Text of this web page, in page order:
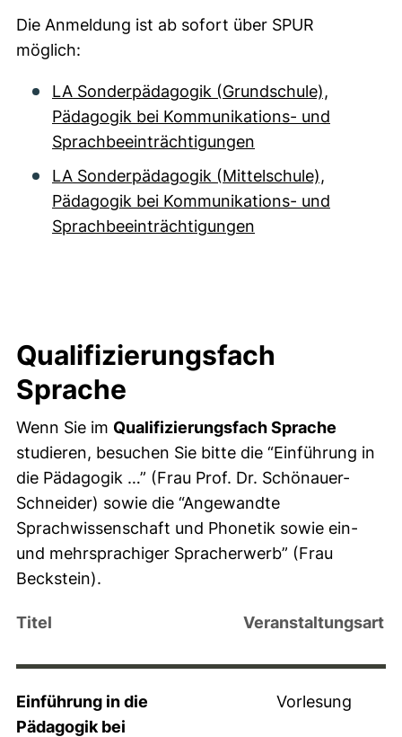
Die Anmeldung ist ab sofort über SPUR
möglich:
LA Sonderpädagogik (Grundschule),
Pädagogik bei Kommunikations- und
Sprachbeeinträchtigungen
LA Sonderpädagogik (Mittelschule),
Pädagogik bei Kommunikations- und
Sprachbeeinträchtigungen
Qualifizierungsfach
Sprache
Wenn Sie im Qualifizierungsfach Sprache
studieren, besuchen Sie bitte die “Einführung in
die Pädagogik …” (Frau Prof. Dr. Schönauer-
Schneider) sowie die “Angewandte
Sprachwissenschaft und Phonetik sowie ein-
und mehrsprachiger Spracherwerb” (Frau
Beckstein).
Titel Veranstaltungsart
Einführung in die
Pädagogik bei
Vorlesung